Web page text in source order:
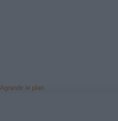
Agrandir le plan